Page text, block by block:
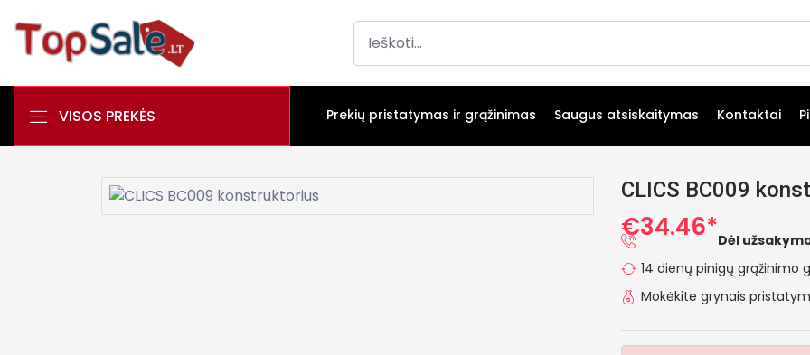
VISOS PREKĖS Prekių pristatymas ir grąžinimas Saugus atsiskaitymas Kontaktai
CLICS BC009
€34.46*Dėl
14 dienų pinigų grąžinimo
Mokėkite grynais